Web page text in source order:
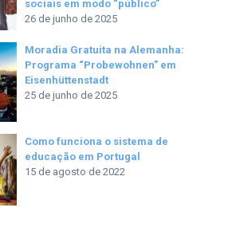
sociais em modo “público”
26 de junho de 2025
Moradia Gratuita na Alemanha:
Programa “Probewohnen” em
Eisenhüttenstadt
25 de junho de 2025
Como funciona o sistema de
educação em Portugal
15 de agosto de 2022